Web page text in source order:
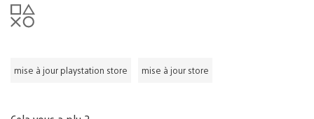
mise à jour playstation store mise à jour store